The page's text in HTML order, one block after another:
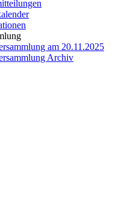
am 20.11.2025
Archiv